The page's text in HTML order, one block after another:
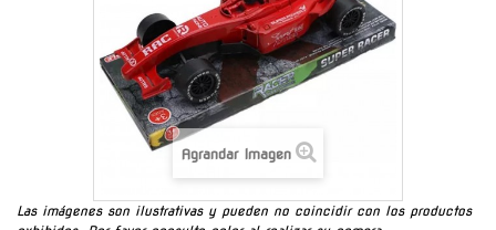
Agrandar Imagen
Las imágenes son ilustrativas y pueden no coincidir con los productos